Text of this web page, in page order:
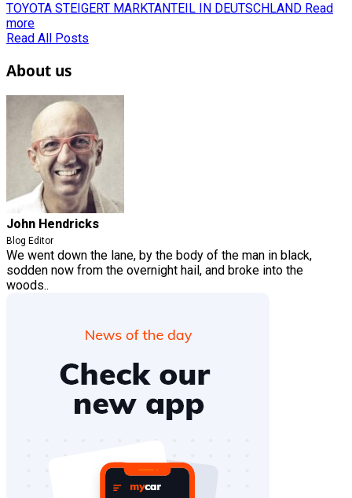
TOYOTA STEIGERT MARKTANTEIL IN DEUTSCHLAND Read
more
Read All Posts
About us
John Hendricks
Blog Editor
We went down the lane, by the body of the man in black,
sodden now from the overnight hail, and broke into the
woods..